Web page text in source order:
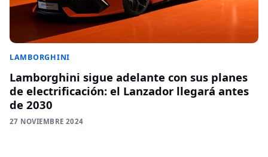
LAMBORGHINI
Lamborghini sigue adelante con sus planes
de electrificación: el Lanzador llegará antes
de 2030
27 NOVIEMBRE 2024